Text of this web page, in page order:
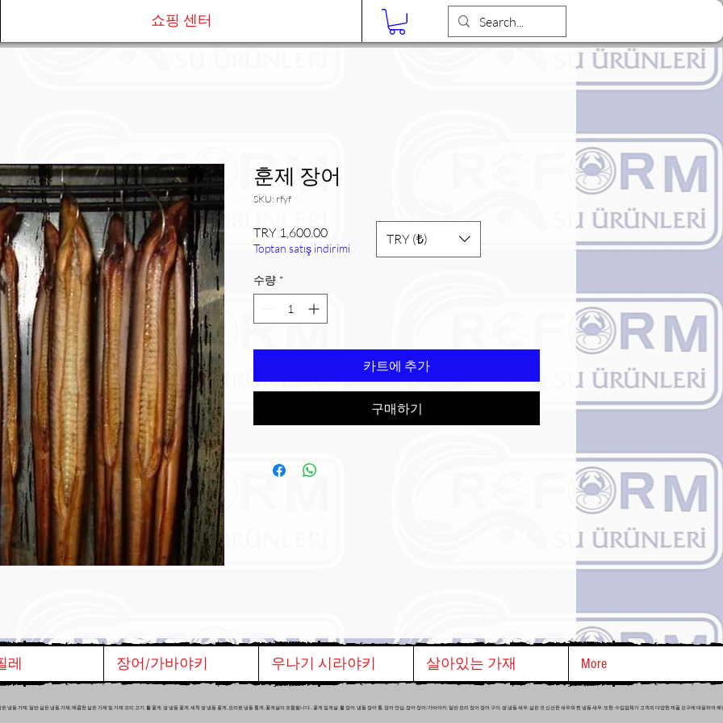
쇼핑 센터
훈제 장어
SKU: rfyf
TRY 1,600.00가
격
Toptan satış indirimi
수량 *
카트에 추가
구매하기
TRY (₺)
레 장어/가바야키 우나기 시라야키 살아있는 가재 More
가재, 일반 삶은 냉동 가재, 매콤한 삶은 가재 및 가재 꼬리 고기, 활 꽃게, 생 냉동 꽃게, 세척 생 냉동 꽃게, 요리된 냉동 통게, 꽃게살이 포함됩니다. , 꽃게 집게살, 활 장어, 냉동 장어 통, 장어 안심, 장어 장어/가바야키, 일반 요리 장어 장어 구이, 생 냉동 새우, 삶은 것 신선한 새우와 찐 냉동 새우. 또한, 수입업체가 고객의 다양한 제품 요구에 대응하여